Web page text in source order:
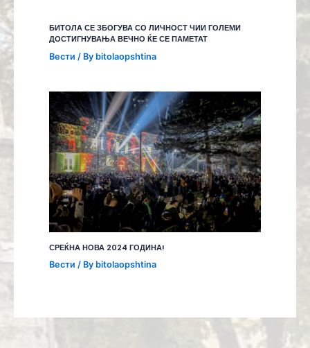
БИТОЛА СЕ ЗБОГУВА СО ЛИЧНОСТ ЧИИ ГОЛЕМИ
ДОСТИГНУВАЊА ВЕЧНО ЌЕ СЕ ПАМЕТАТ
Вести / By bitolaopshtina
СРЕЌНА НОВА 2024 ГОДИНА!
Вести / By bitolaopshtina